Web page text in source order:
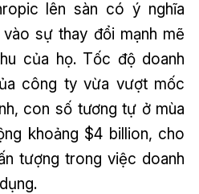
lên sàn có ý nghĩa
sự thay đổi mạnh mẽ
của họ. Tốc độ doanh
công ty vừa vượt mốc
con số tương tự ở mùa
khoảng $4 billion, cho
tượng trong việc doanh